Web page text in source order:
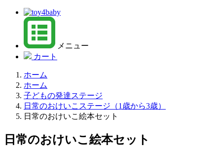
メニュー
カート
ホーム
ホーム
子どもの発達ステージ
日常のおけいこステージ（1歳から3歳）
日常のおけいこ絵本セット
日常のおけいこ絵本セット